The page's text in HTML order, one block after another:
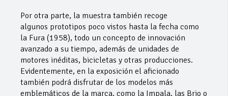
Por otra parte, la muestra también recoge
algunos prototipos poco vistos hasta la fecha como
la Fura (1958), todo un concepto de innovación
avanzado a su tiempo, además de unidades de
motores inéditas, bicicletas y otras producciones.
Evidentemente, en la exposición el aficionado
también podrá disfrutar de los modelos más
emblemáticos de la marca, como la Impala, las Brio o